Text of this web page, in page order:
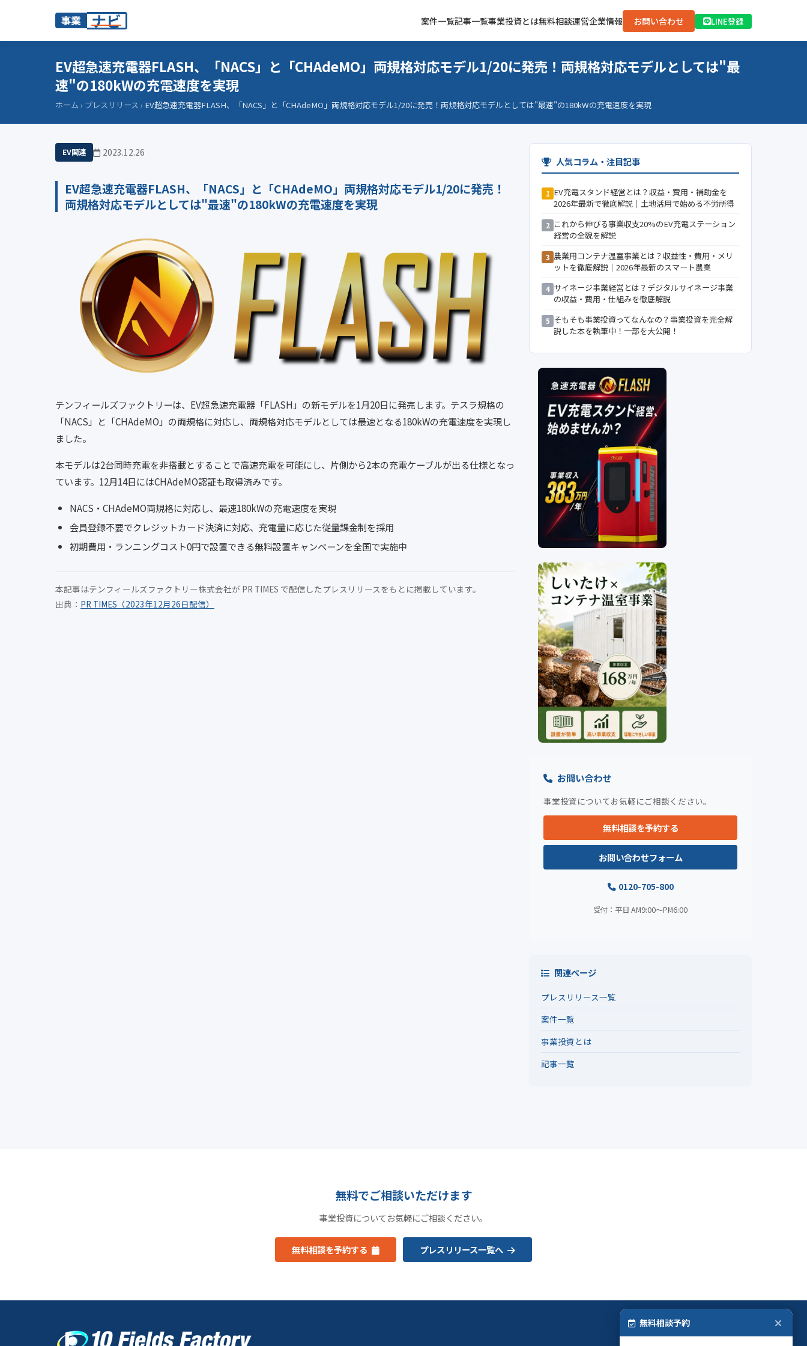
事業 ナビ 案件一覧記事一覧事業投資とは無料相談運営企業情報 お問い合わせ LINE登録
EV超急速充電器FLASH、「NACS」と「CHAdeMO」両規格対応モデル1/20に発売！両規格対応モデルとしては"最
速"の180kWの充電速度を実現
ホーム › プレスリリース › EV超急速充電器FLASH、「NACS」と「CHAdeMO」両規格対応モデル1/20に発売！両規格対応モデルとしては"最速"の180kWの充電速度を実現
EV関連 2023.12.26
EV超急速充電器FLASH、「NACS」と「CHAdeMO」両規格対応モデル1/20に発売！
両規格対応モデルとしては"最速"の180kWの充電速度を実現
テンフィールズファクトリーは、EV超急速充電器「FLASH」の新モデルを1月20日に発売します。テスラ規格の
「NACS」と「CHAdeMO」の両規格に対応し、両規格対応モデルとしては最速となる180kWの充電速度を実現し
ました。
本モデルは2台同時充電を非搭載とすることで高速充電を可能にし、片側から2本の充電ケーブルが出る仕様となっ
ています。12月14日にはCHAdeMO認証も取得済みです。
NACS・CHAdeMO両規格に対応し、最速180kWの充電速度を実現
会員登録不要でクレジットカード決済に対応、充電量に応じた従量課金制を採用
初期費用・ランニングコスト0円で設置できる無料設置キャンペーンを全国で実施中
本記事はテンフィールズファクトリー株式会社が PR TIMES で配信したプレスリリースをもとに掲載しています。
出典： PR TIMES（2023年12月26日配信）
人気コラム・注目記事
1 EV充電スタンド経営とは？収益・費用・補助金を
2026年最新で徹底解説｜土地活用で始める不労所得
2 これから伸びる事業収支20%のEV充電ステーション
経営の全貌を解説
3 農業用コンテナ温室事業とは？収益性・費用・メリ
ットを徹底解説｜2026年最新のスマート農業
4 サイネージ事業経営とは？デジタルサイネージ事業
の収益・費用・仕組みを徹底解説
5 そもそも事業投資ってなんなの？事業投資を完全解
説した本を執筆中！一部を大公開！
お問い合わせ
事業投資についてお気軽にご相談ください。
無料相談を予約する
お問い合わせフォーム
0120-705-800
受付：平日 AM9:00〜PM6:00
関連ページ
プレスリリース一覧
案件一覧
事業投資とは
記事一覧
無料でご相談いただけます
事業投資についてお気軽にご相談ください。
無料相談を予約する プレスリリース一覧へ
無料相談予約